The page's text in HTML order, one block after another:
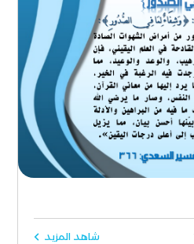
شاهد المزيد